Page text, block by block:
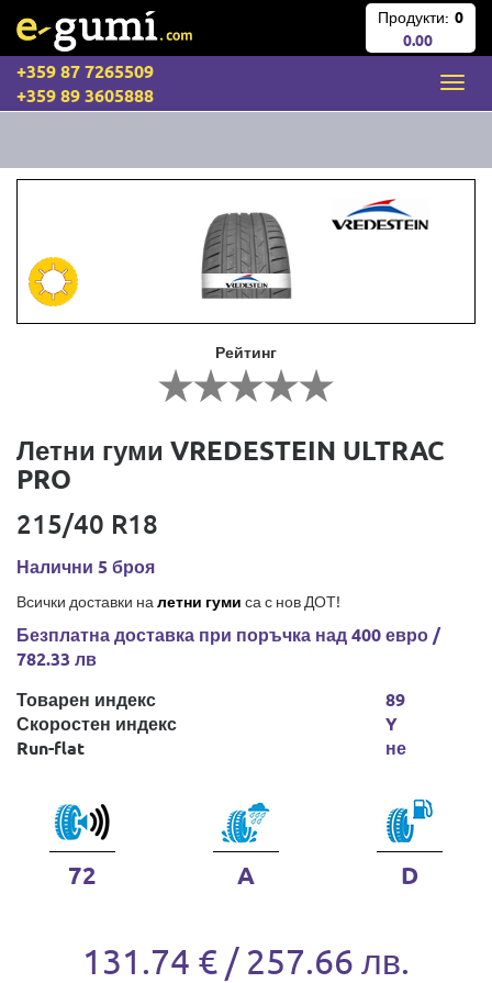
Продукти: 0
0.00
+359 87 7265509
+359 89 3605888
Рейтинг
Летни гуми VREDESTEIN ULTRAC
PRO
215/40 R18
Налични 5 броя
Всички доставки на летни гуми са с нов ДОТ!
Безплатна доставка при поръчка над 400 евро /
782.33 лв
Товарен индекс
Скоростен индекс
Run-flat
89
Y
не
72 A D
131.74 € / 257.66 лв.